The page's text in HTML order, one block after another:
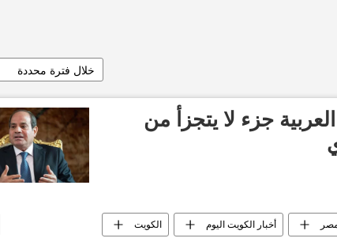
خلال فترة محددة
جزء لا يتجزأ من
أخبار الكويت اليوم الكويت